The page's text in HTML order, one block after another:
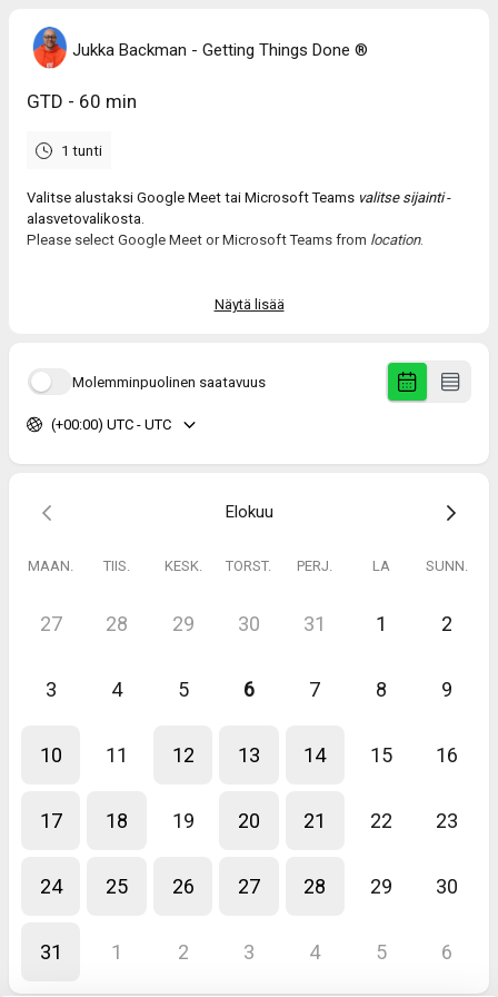
Jukka Backman - Getting Things Done ®️
GTD - 60 min
1 tunti
Valitse alustaksi Google Meet tai Microsoft Teams valitse sijainti-
alasvetovalikosta.
Please select Google Meet or Microsoft Teams from location.
Näytä lisää
Molemminpuolinen saatavuus
(+00:00) UTC - UTC
Elokuu
MAAN. TIIS. KESK. TORST. PERJ. LA SUNN.
27 28 29 30 31 1 2
3 4 5 6 7 8 9
10 11 12 13 14 15 16
17 18 19 20 21 22 23
24 25 26 27 28 29 30
31 1 2 3 4 5 6